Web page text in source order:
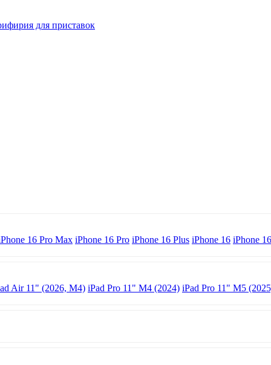
для приставок
16 Pro Max iPhone 16 Pro iPhone 16 Plus iPhone 16 iPhone
Air 11" (2026, M4) iPad Pro 11" M4 (2024) iPad Pro 11" M5